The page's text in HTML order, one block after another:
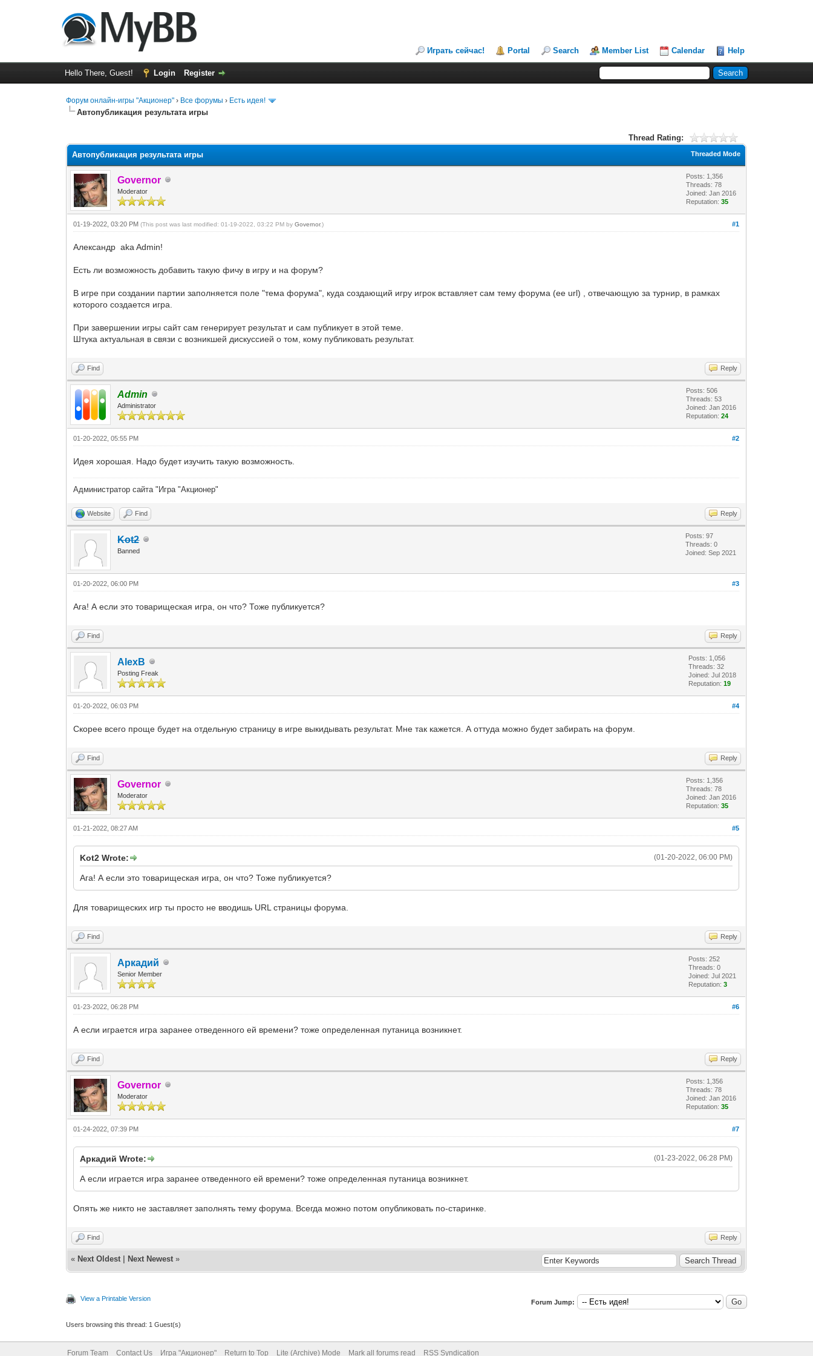
Играть сейчас! Portal Search Member List Calendar Help
Hello There, Guest! Login Register
Форум онлайн-игры "Акционер" › Все форумы › Есть идея!
Автопубликация результата игры
Thread Rating:
Threaded Mode
Автопубликация результата игры
Governor
Moderator
Posts: 1,356
Threads: 78
Joined: Jan 2016
Reputation:35
#1
01-19-2022, 03:20 PM(This post was last modified: 01-19-2022, 03:22 PM byGovernor.)
Александр aka Admin!
Есть ли возможность добавить такую фичу в игру и на форум?
В игре при создании партии заполняется поле "тема форума", куда создающий игру игрок вставляет сам тему форума (ее url) , отвечающую за турнир, в рамках
которого создается игра.
При завершении игры сайт сам генерирует результат и сам публикует в этой теме.
Штука актуальная в связи с возникшей дискуссией о том, кому публиковать результат.
Find Reply
Admin
Administrator
Posts: 506
Threads: 53
Joined: Jan 2016
Reputation:24
#2
01-20-2022, 05:55 PM
Идея хорошая. Надо будет изучить такую возможность.
Администратор сайта "Игра "Акционер"
Website Find Reply
Kot2
Banned
Posts: 97
Threads: 0
Joined: Sep 2021
#3
01-20-2022, 06:00 PM
Ага! А если это товарищеская игра, он что? Тоже публикуется?
Find Reply
AlexB
Posting Freak
Posts: 1,056
Threads: 32
Joined: Jul 2018
Reputation:19
#4
01-20-2022, 06:03 PM
Скорее всего проще будет на отдельную страницу в игре выкидывать результат. Мне так кажется. А оттуда можно будет забирать на форум.
Find Reply
Governor
Moderator
Posts: 1,356
Threads: 78
Joined: Jan 2016
Reputation:35
#5
01-21-2022, 08:27 AM
(01-20-2022, 06:00 PM)
Kot2 Wrote:
Ага! А если это товарищеская игра, он что? Тоже публикуется?
Для товарищеских игр ты просто не вводишь URL страницы форума.
Find Reply
Аркадий
Senior Member
Posts: 252
Threads: 0
Joined: Jul 2021
Reputation:3
#6
01-23-2022, 06:28 PM
А если играется игра заранее отведенного ей времени? тоже определенная путаница возникнет.
Find Reply
Governor
Moderator
Posts: 1,356
Threads: 78
Joined: Jan 2016
Reputation:35
#7
01-24-2022, 07:39 PM
(01-23-2022, 06:28 PM)
Аркадий Wrote:
А если играется игра заранее отведенного ей времени? тоже определенная путаница возникнет.
Опять же никто не заставляет заполнять тему форума. Всегда можно потом опубликовать по-старинке.
Find Reply
« Next Oldest Next Newest »
View a Printable Version Forum Jump:
Users browsing this thread: 1 Guest(s)
Forum Team Contact Us Игра "Акционер" Return to Top Lite (Archive) Mode Mark all forums read RSS Syndication